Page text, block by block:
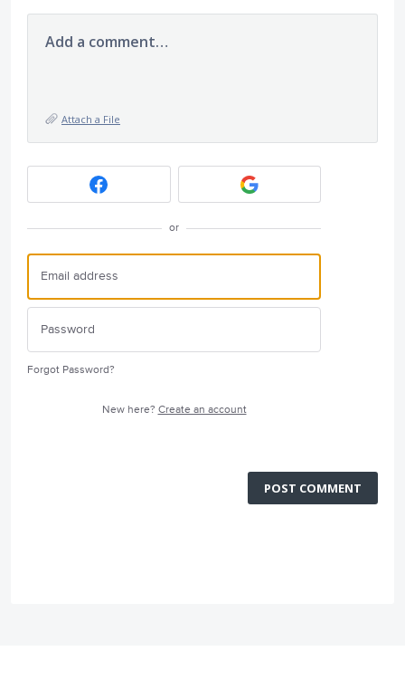
Add a comment…
Attach a File
or
Forgot Password?
New here? Create an account
POST COMMENT